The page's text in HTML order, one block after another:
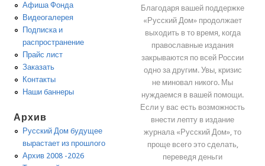
Афиша Фонда
Видеогалерея
Подписка и
распространение
Прайс лист
Заказать
Контакты
Наши баннеры
Архив
Русский Дом будущее
вырастает из прошлого
Архив 2008 -2026
Благодаря вашей поддержке
«Русский Дом» продолжает
выходить в то время, когда
православные издания
закрываются по всей России
одно за другим. Увы, кризис
не миновал никого. Мы
нуждаемся в вашей помощи.
Если у вас есть возможность
внести лепту в издание
журнала «Русский Дом», то
проще всего это сделать,
переведя деньги